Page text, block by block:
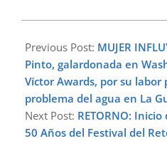
08-
25
Previous Post: MUJER
Pinto, galardonada en
Víctor Awards, por su labor
problema del agua en La
Next Post: RETORNO:
50 Años del Festival del